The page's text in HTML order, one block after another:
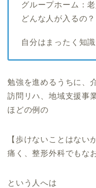
グループホーム：
どんな人が入るの？
自分はまったく知
勉強を進めるうちに、
訪問リハ、地域支援事
ほどの例の
【歩けないことはない
痛く、整形外科でもな
という人へは